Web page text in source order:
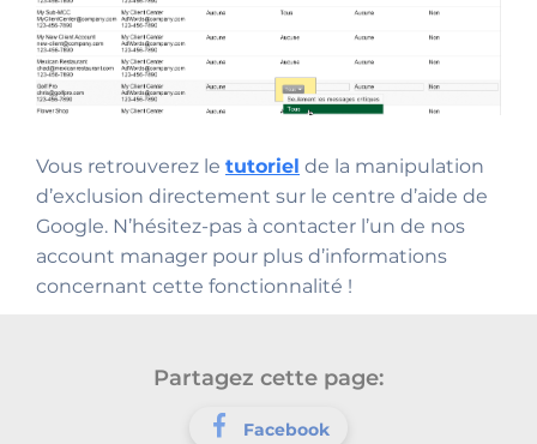
Vous retrouverez le tutoriel de la manipulation
d’exclusion directement sur le centre d’aide de
Google. N’hésitez-pas à contacter l’un de nos
account manager pour plus d’informations
concernant cette fonctionnalité !
Partagez cette page:
Facebook